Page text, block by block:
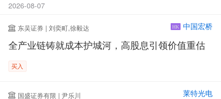
2026-08-07
东吴证券 | 刘奕町,徐毅达 HK 中国宏桥
全产业链铸就成本护城河，高股息引领价值重估
买入
国盛证券有限 | 尹乐川 莱特光电